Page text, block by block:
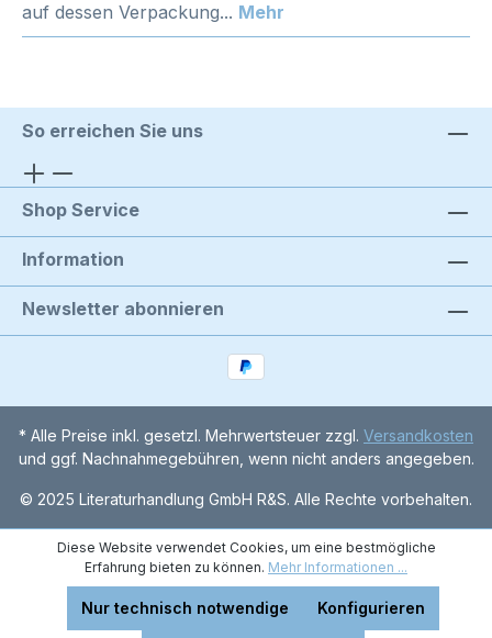
auf dessen Verpackung... Mehr
So erreichen Sie uns
Shop Service
Information
Newsletter abonnieren
* Alle Preise inkl. gesetzl. Mehrwertsteuer zzgl. Versandkosten
und ggf. Nachnahmegebühren, wenn nicht anders angegeben.
© 2025 Literaturhandlung GmbH R&S. Alle Rechte vorbehalten.
Diese Website verwendet Cookies, um eine bestmögliche
Erfahrung bieten zu können. Mehr Informationen ...
Nur technisch notwendige Konfigurieren